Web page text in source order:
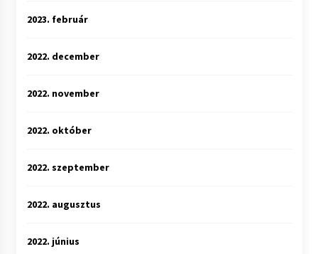
2023. február
2022. december
2022. november
2022. október
2022. szeptember
2022. augusztus
2022. június